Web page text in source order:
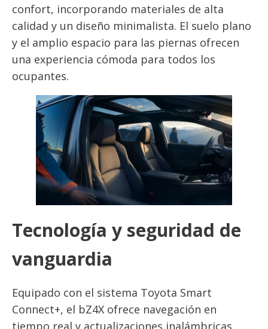
confort, incorporando materiales de alta
calidad y un diseño minimalista. El suelo plano
y el amplio espacio para las piernas ofrecen
una experiencia cómoda para todos los
ocupantes.
Tecnología y seguridad de
vanguardia
Equipado con el sistema Toyota Smart
Connect+, el bZ4X ofrece navegación en